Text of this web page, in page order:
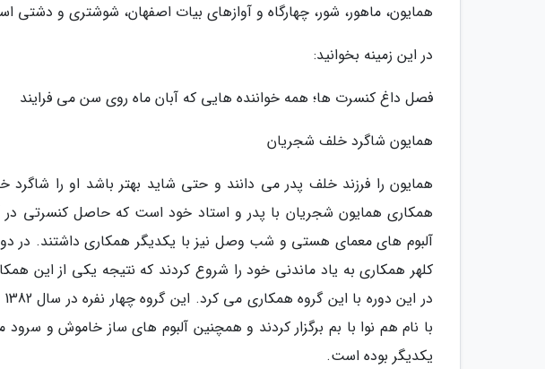
همایون، ماهور، شور، چهارگاه و آوازهای بیات اصفهان، شوشتری و دشتی
در این زمینه بخوانید:
فصل داغ کنسرت ها؛ همه خواننده هایی که آبان ماه روی سن می فرایند
همایون شاگرد خلف شجریان
همایون را فرزند خلف پدر می دانند و حتی شاید بهتر باشد او را شاگرد
آلبوم های معمای هستی و شب وصل نیز با یکدیگر همکاری داشتند. در
کلهر همکاری به یاد ماندنی خود را شروع کردند که نتیجه یکی از این
با نام هم نوا با بم برگزار کردند و همچنین آلبوم های ساز خاموش و
یکدیگر بوده است.